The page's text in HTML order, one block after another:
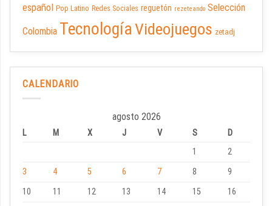
español Pop Latino Redes Sociales reguetón rezeteando Selección
Colombia TecnologíaVideojuegos zetadj
CALENDARIO
agosto 2026
L M X J V S
D
1
2
3
4 5 6 7 8
9
10
11 12 13 14 15
16